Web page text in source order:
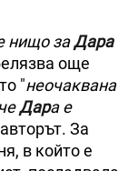
нищо заДара
още
"неочаквана
Дара е
За
в който е